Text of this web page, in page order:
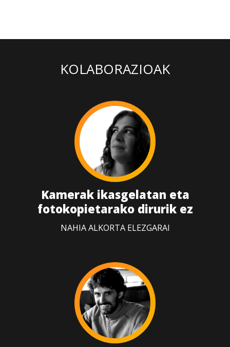
KOLABORAZIOAK
Kamerak ikasgelatan eta
fotokopietarako dirurik ez
NAHIA ALKORTA ELEZGARAI